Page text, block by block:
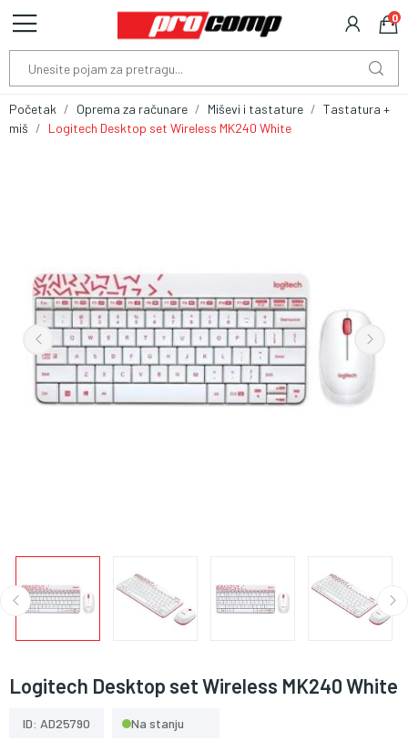
0
Početak Oprema za računare Miševi i tastature
Tastatura +
miš
Logitech Desktop set Wireless MK240 White
Logitech Desktop set Wireless MK240 White
ID: AD25790 Na stanju